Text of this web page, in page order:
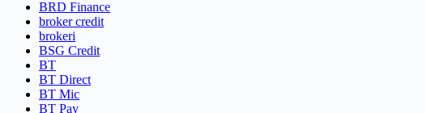
BRD Finance
broker credit
brokeri
BSG Credit
BT
BT Direct
BT Mic
BT Pay